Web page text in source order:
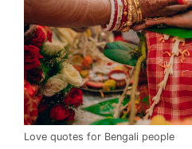
Love quotes for Bengali people